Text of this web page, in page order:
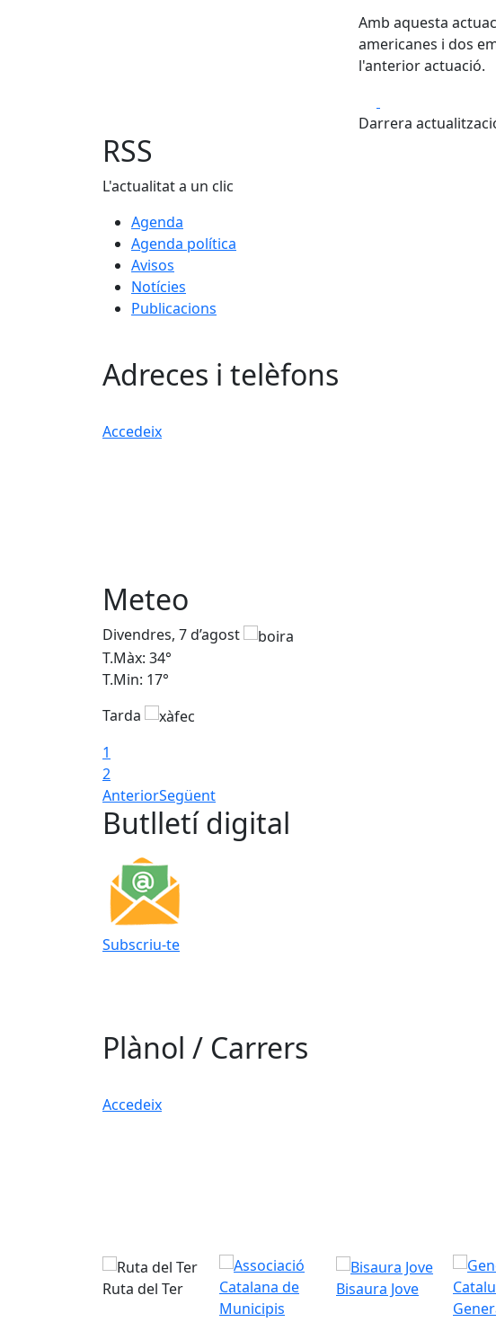
Amb aquesta
americanes i dos
l'anterior actuació.
Darrera
RSS
L'actualitat a un clic
Agenda
Agenda política
Avisos
Notícies
Publicacions
Adreces i telèfons
Accedeix
Meteo
Divendres, 7 d’agost
T.Màx: 34°
T.Min: 17°
Tarda
1
2
AnteriorSegüent
Butlletí digital
Subscriu-te
Plànol / Carrers
Accedeix
Ruta del Ter
Bisaura Jove